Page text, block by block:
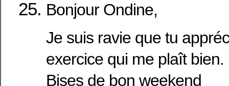
Bonjour Ondine,
Je suis ravie que tu
exercice qui me plaît bien.
Bises de bon weekend